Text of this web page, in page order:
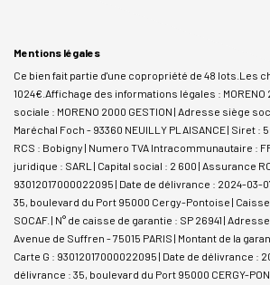
Mentions légales
Ce bien fait partie d'une copropriété de 48 lots.Les
1024€. Affichage des informations légales : MORENO
sociale : MORENO 2000 GESTION | Adresse siège
Maréchal Foch - 93360 NEUILLY PLAISANCE | Siret :
RCS : Bobigny | Numero TVA Intracommunautaire :
juridique : SARL | Capital social : 2 600 | Assurance
93012017000022095 | Date de délivrance : 2024-03-
35, boulevard du Port 95000 Cergy-Pontoise |
SOCAF. | N° de caisse de garantie : SP 26941 |
Avenue de Suffren - 75015 PARIS | Montant de la
Carte G : 93012017000022095 | Date de délivrance :
délivrance : 35, boulevard du Port 95000 CERGY-